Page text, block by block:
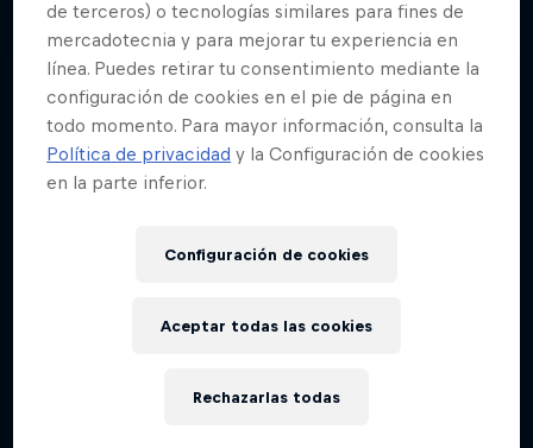
de terceros) o tecnologías similares para fines de
mercadotecnia y para mejorar tu experiencia en
línea. Puedes retirar tu consentimiento mediante la
configuración de cookies en el pie de página en
todo momento. Para mayor información, consulta la
Política de privacidad y la Configuración de cookies
en la parte inferior.
Configuración de cookies
Rechazarlas todas
Aceptar todas las cookies